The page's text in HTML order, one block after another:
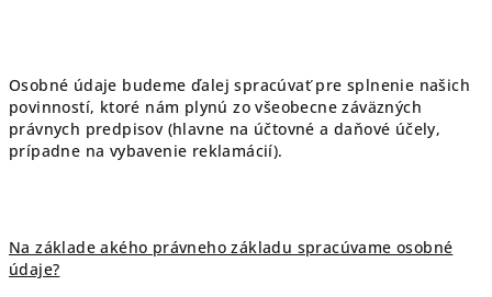
Osobné údaje budeme ďalej spracúvať pre splnenie našich
povinností, ktoré nám plynú zo všeobecne záväzných
právnych predpisov (hlavne na účtovné a daňové účely,
prípadne na vybavenie reklamácií).
Na základe akého právneho základu spracúvame osobné
údaje?